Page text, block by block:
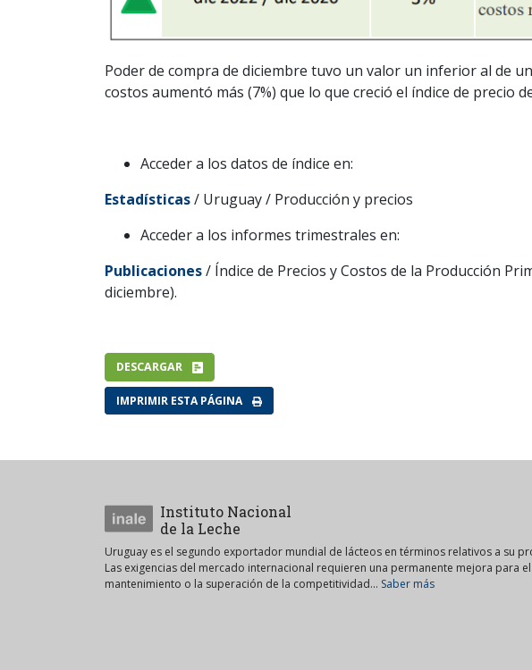
Poder de compra de diciembre tuvo un valor un inferior al de
costos aumentó más (7%) que lo que creció el índice de precio
Acceder a los datos de índice en:
Estadísticas/ Uruguay / Producción y precios
Acceder a los informes trimestrales en:
Publicaciones/ Índice de Precios y Costos de la Producción
diciembre).
DESCARGAR
IMPRIMIR ESTA PÁGINA
Instituto Nacional
de la Leche
Uruguay es el segundo exportador mundial de lácteos en términos relativos a su
Las exigencias del mercado internacional requieren una permanente mejora para el
mantenimiento o la superación de la competitividad... Saber más